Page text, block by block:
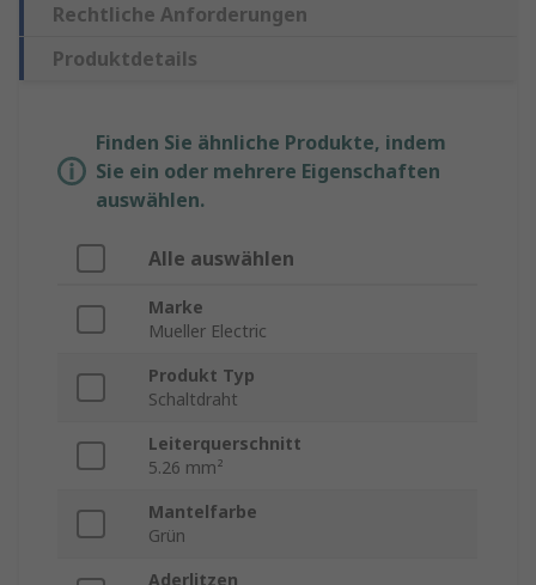
Rechtliche Anforderungen
Produktdetails
Finden Sie ähnliche Produkte, indem
Sie ein oder mehrere Eigenschaften
auswählen.
Alle auswählen
Marke
Mueller Electric
Produkt Typ
Schaltdraht
Leiterquerschnitt
5.26 mm²
Mantelfarbe
Grün
Aderlitzen